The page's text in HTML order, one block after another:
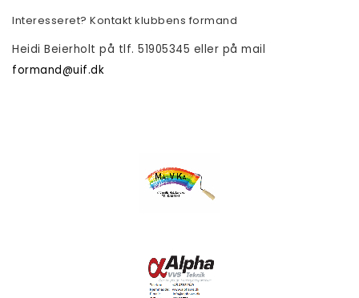
Interesseret? Kontakt klubbens formand
Heidi Beierholt på tlf. 51905345 eller på mail
formand@uif.dk